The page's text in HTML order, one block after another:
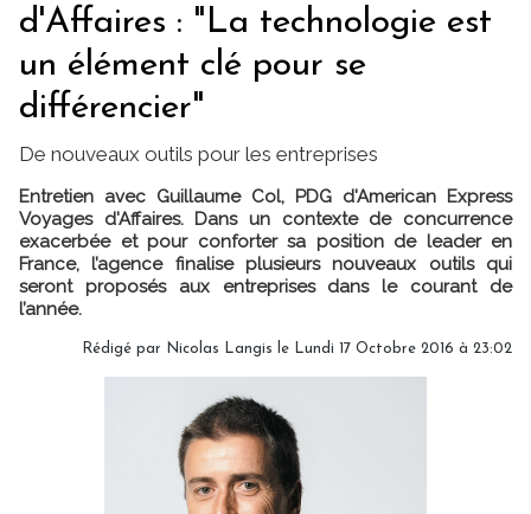
d'Affaires : "La technologie est
un élément clé pour se
différencier"
De nouveaux outils pour les entreprises
Entretien avec Guillaume Col, PDG d'American Express
Voyages d'Affaires. Dans un contexte de concurrence
exacerbée et pour conforter sa position de leader en
France, l’agence finalise plusieurs nouveaux outils qui
seront proposés aux entreprises dans le courant de
l’année.
Rédigé par Nicolas Langis le Lundi 17 Octobre 2016 à 23:02